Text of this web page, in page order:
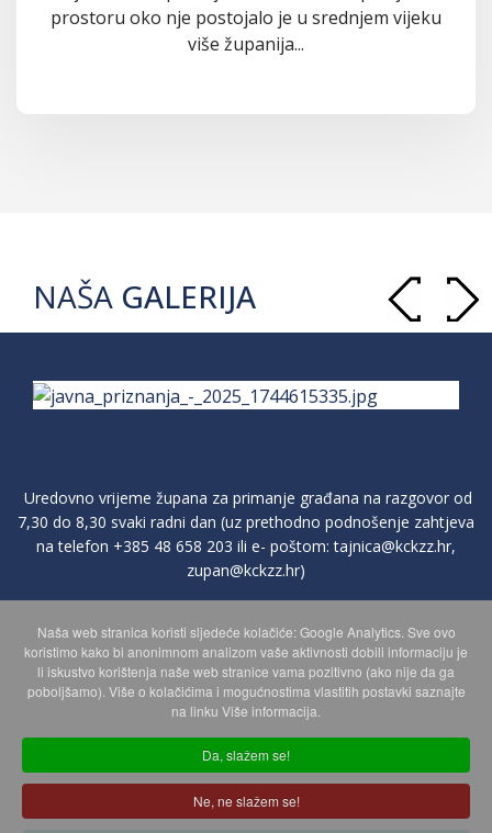
prostoru oko nje postojalo je u srednjem vijeku
više županija...
NAŠA GALERIJA
Uredovno vrijeme župana za primanje građana na razgovor od
7,30 do 8,30 svaki radni dan (uz prethodno podnošenje zahtjeva
na telefon +385 48 658 203 ili e- poštom:tajnica@kckzz.hr,
zupan@kckzz.hr)
POLITIKA ZAŠTITE PRIVATNOSTI OSOBNIH PODATAKA
MAPA WEBA
Copyright © 2026 Koprivničko - križevačka županija. Sva prava
zadržana.
Naša web stranica koristi sljedeće kolačiće: Google Analytics. Sve ovo
koristimo kako bi anonimnom analizom vaše aktivnosti dobili informaciju je
li iskustvo korištenja naše web stranice vama pozitivno (ako nije da ga
poboljšamo). Više o kolačićima i mogućnostima vlastitih postavki saznajte
na linku Više informacija.
Da, slažem se!
Ne, ne slažem se!